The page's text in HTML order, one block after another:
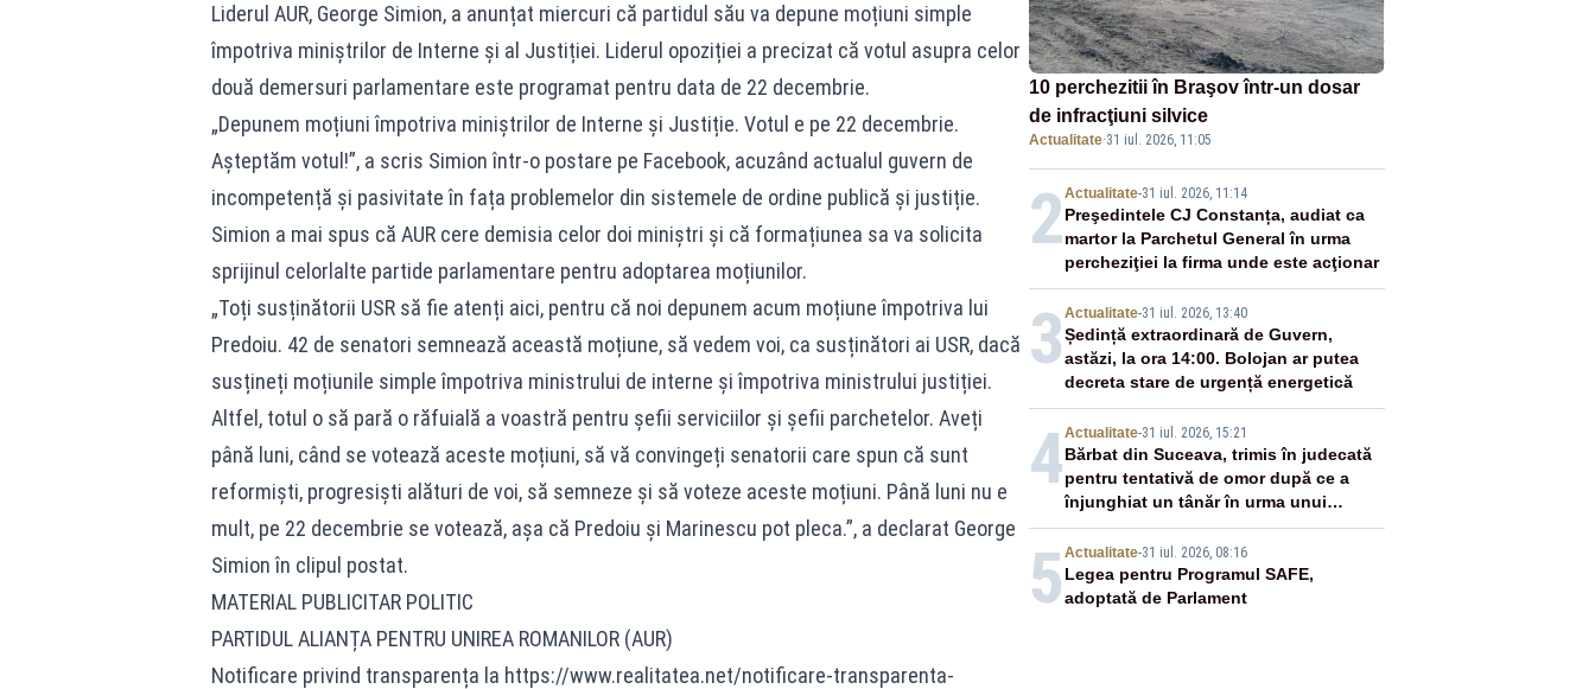
Liderul AUR, George Simion, a anunțat miercuri că partidul său va depune moțiuni simple
împotriva miniștrilor de Interne și al Justiției. Liderul opoziției a precizat că votul asupra celor
două demersuri parlamentare este programat pentru data de 22 decembrie.
„Depunem moțiuni împotriva miniștrilor de Interne și Justiție. Votul e pe 22 decembrie.
Așteptăm votul!”, a scris Simion într-o postare pe Facebook, acuzând actualul guvern de
incompetență și pasivitate în fața problemelor din sistemele de ordine publică și justiție.
Simion a mai spus că AUR cere demisia celor doi miniștri și că formațiunea sa va solicita
sprijinul celorlalte partide parlamentare pentru adoptarea moțiunilor.
„Toți susținătorii USR să fie atenți aici, pentru că noi depunem acum moțiune împotriva lui
Predoiu. 42 de senatori semnează această moțiune, să vedem voi, ca susținători ai USR, dacă
susțineți moțiunile simple împotriva ministrului de interne și împotriva ministrului justiției.
Altfel, totul o să pară o răfuială a voastră pentru șefii serviciilor și șefii parchetelor. Aveți
până luni, când se votează aceste moțiuni, să vă convingeți senatorii care spun că sunt
reformiști, progresiști alături de voi, să semneze și să voteze aceste moțiuni. Până luni nu e
mult, pe 22 decembrie se votează, așa că Predoiu și Marinescu pot pleca.”, a declarat George
Simion în clipul postat.
MATERIAL PUBLICITAR POLITIC
PARTIDUL ALIANȚA PENTRU UNIREA ROMANILOR (AUR)
Notificare privind transparența la https://www.realitatea.net/notificare-transparenta-
10 perchezitii în Braşov într-un dosar
de infracţiuni silvice
Actualitate·31 iul. 2026, 11:05
2Actualitate-31 iul. 2026, 11:14
Preşedintele CJ Constanța, audiat ca
martor la Parchetul General în urma
percheziţiei la firma unde este acţionar
3 Actualitate-31 iul. 2026, 13:40
Ședință extraordinară de Guvern,
astăzi, la ora 14:00. Bolojan ar putea
decreta stare de urgență energetică
4Actualitate-31 iul. 2026, 15:21
Bărbat din Suceava, trimis în judecată
pentru tentativă de omor după ce a
înjunghiat un tânăr în urma unui
conflict izbucnit
5 Actualitate-31 iul. 2026, 08:16
Legea pentru Programul SAFE,
adoptată de Parlament